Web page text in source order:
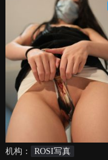
机构：
ROSI写真